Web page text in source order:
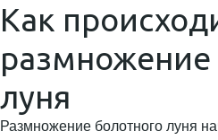
Как
размножение
луня
Размножение болотного луня